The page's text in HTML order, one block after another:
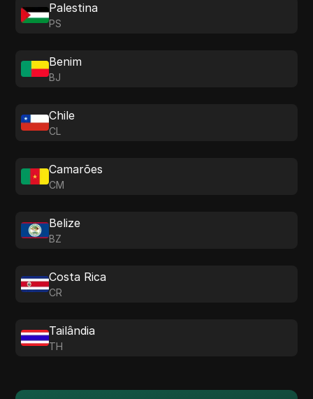
Palestina
PS
Benim
BJ
Chile
CL
Camarões
CM
Belize
BZ
Costa Rica
CR
Tailândia
TH